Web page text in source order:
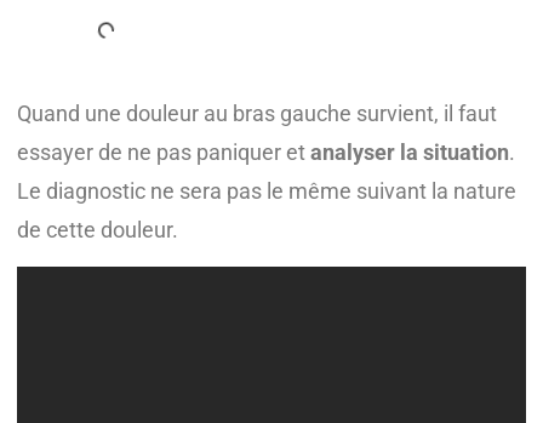
Quand une douleur au bras gauche survient, il faut
essayer de ne pas paniquer etanalyser la situation.
Le diagnostic ne sera pas le même suivant la nature
de cette douleur.